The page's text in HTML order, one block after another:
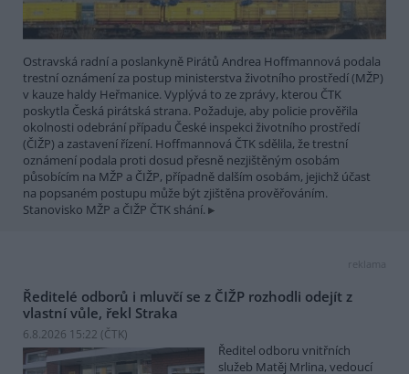
Ostravská radní a poslankyně Pirátů Andrea Hoffmannová podala
trestní oznámení za postup ministerstva životního prostředí (MŽP)
v kauze haldy Heřmanice. Vyplývá to ze zprávy, kterou ČTK
poskytla Česká pirátská strana. Požaduje, aby policie prověřila
okolnosti odebrání případu České inspekci životního prostředí
(ČIŽP) a zastavení řízení. Hoffmannová ČTK sdělila, že trestní
oznámení podala proti dosud přesně nezjištěným osobám
působícím na MŽP a ČIŽP, případně dalším osobám, jejichž účast
na popsaném postupu může být zjištěna prověřováním.
Stanovisko MŽP a ČIŽP ČTK shání.
reklama
Ředitelé odborů i mluvčí se z ČIŽP rozhodli odejít z
vlastní vůle, řekl Straka
6.8.2026 15:22 (ČTK)
Ředitel odboru vnitřních
služeb Matěj Mrlina, vedoucí